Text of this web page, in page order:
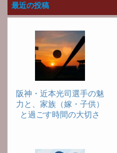
最近の投稿
阪神・近本光司選手の魅
力と、家族（嫁・子供）
と過ごす時間の大切さ